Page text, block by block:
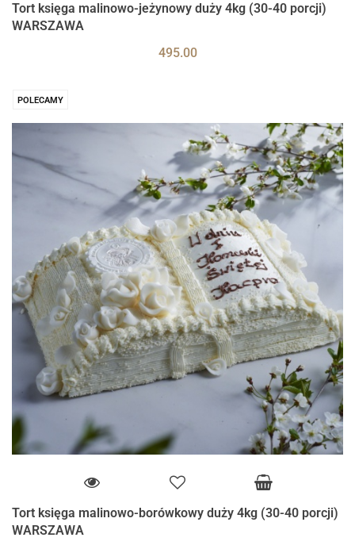
Tort księga malinowo-jeżynowy duży 4kg (30-40 porcji)
WARSZAWA
495.00
POLECAMY
Tort księga malinowo-borówkowy duży 4kg (30-40 porcji)
WARSZAWA